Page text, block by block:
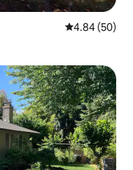
औसत रेटिंग 5 में
4.84 (50)